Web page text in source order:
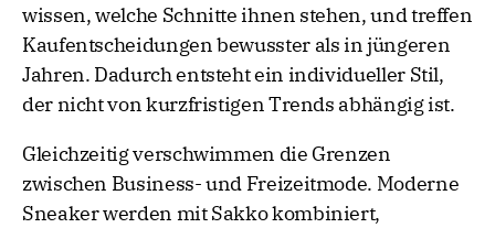
wissen, welche Schnitte ihnen stehen, und treffen
Kaufentscheidungen bewusster als in jüngeren
Jahren. Dadurch entsteht ein individueller Stil,
der nicht von kurzfristigen Trends abhängig ist.
Gleichzeitig verschwimmen die Grenzen
zwischen Business- und Freizeitmode. Moderne
Sneaker werden mit Sakko kombiniert,